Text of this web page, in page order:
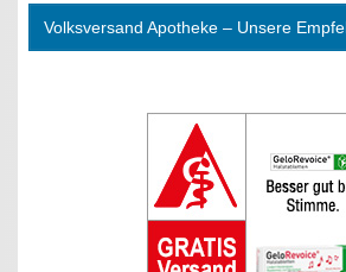
Volksversand Apotheke – Unsere